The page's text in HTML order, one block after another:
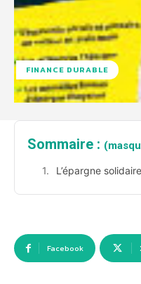
FINANCE DURABLE
Sommaire :
L’épargne
Facebook